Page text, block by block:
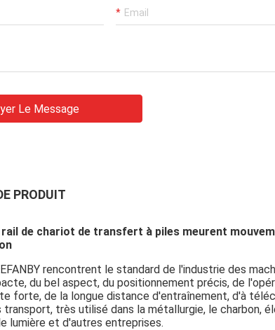
Le Message
PRODUIT
de chariot de transfert à piles meurent
rencontrent le standard de l'industrie des
du bel aspect, du positionnement précis, de
forte, de la longue distance d'entraînement, d'à
très utilisé dans la métallurgie, le charbon,
lumière et d'autres entreprises.